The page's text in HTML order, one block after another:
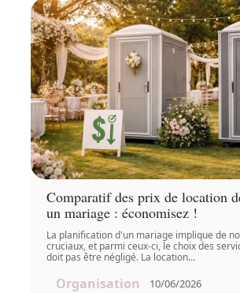
Comparatif des prix de location
un mariage : économisez !
La planification d'un mariage implique de
cruciaux, et parmi ceux-ci, le choix des
doit pas être négligé. La location…
Organisation 10/06/2026